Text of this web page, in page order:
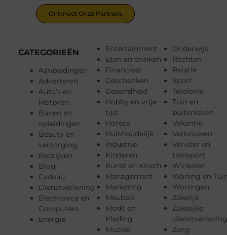
CATEGORIEËN
Aanbiedingen
Adverteren
Auto’s en
Motoren
Banen en
opleidingen
Beauty en
verzorging
Bedrijven
Blog
Cadeau
Dienstverlening
Electronica en
Computers
Energie
Entertainment
Eten en drinken
Financieel
Geschenken
Gezondheid
Hobby en vrije
tijd
Horeca
Huishoudelijk
Industrie
Kinderen
Kunst en Kitsch
Management
Marketing
Meubels
Mode en
Kleding
Muziek
Onderwijs
Rechten
Relatie
Sport
Telefonie
Tuin en
buitenleven
Vakantie
Verbouwen
Vervoer en
transport
Winkelen
Woning en
Woningen
Zakelijk
Zakelijke
Zorg
Ontmoet Onze Partners